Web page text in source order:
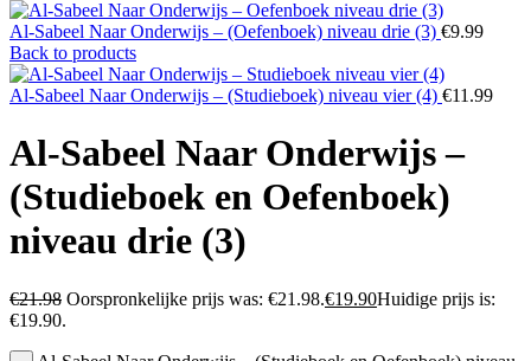
Al-Sabeel Naar Onderwijs – (Oefenboek) niveau drie (3) €9.99
Back to products
Al-Sabeel Naar Onderwijs – (Studieboek) niveau vier (4) €11.99
Al-Sabeel Naar Onderwijs –
(Studieboek en Oefenboek)
niveau drie (3)
€21.98 Oorspronkelijke prijs was: €21.98.€19.90Huidige prijs is:
€19.90.